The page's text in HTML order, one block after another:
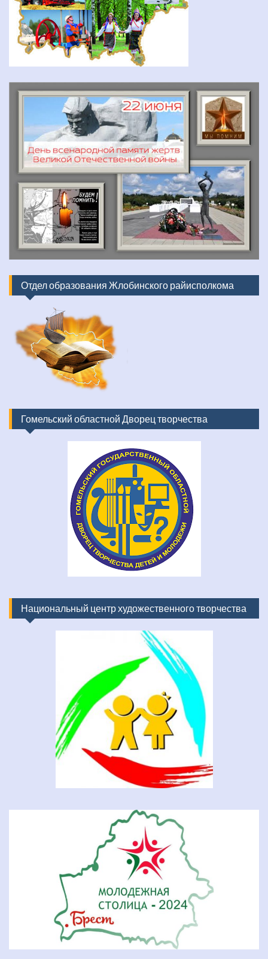
Отдел образования Жлобинского райисполкома
Гомельский областной Дворец творчества
Национальный центр художественного творчества